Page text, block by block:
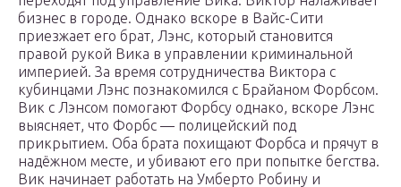
бизнес в городе. Однако вскоре в Вайс-Сити
приезжает его брат, Лэнс, который становится
правой рукой Вика в управлении криминальной
империей. За время сотрудничества Виктора с
кубинцами Лэнс познакомился с Брайаном Форбсом.
Вик с Лэнсом помогают Форбсу однако, вскоре Лэнс
выясняет, что Форбс — полицейский под
прикрытием. Оба брата похищают Форбса и прячут в
надёжном месте, и убивают его при попытке бегства.
Вик начинает работать на Умберто Робину и